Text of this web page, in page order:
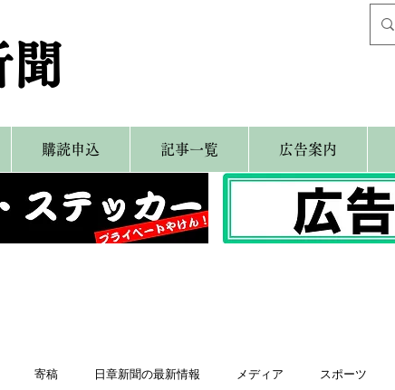
購読申込 記事一覧 広告案内
寄稿 日章新聞の最新情報 メディア スポーツ